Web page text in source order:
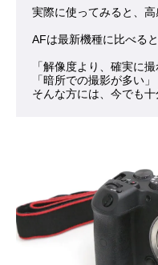
実際に使ってみると、
AFは最新機種に比べる
「解像度より、確実に
「暗所での撮影が多い」
そんな方には、今でも